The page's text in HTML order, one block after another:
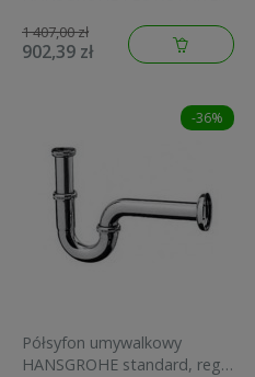
52120000
1 407,00 zł
902,39 zł
-36%
Półsyfon umywalkowy
HANSGROHE standard, reg.